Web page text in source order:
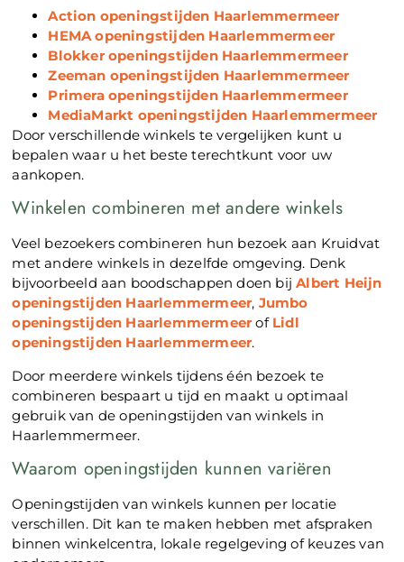
Action openingstijden Haarlemmermeer
HEMA openingstijden Haarlemmermeer
Blokker openingstijden Haarlemmermeer
Zeeman openingstijden Haarlemmermeer
Primera openingstijden Haarlemmermeer
MediaMarkt openingstijden Haarlemmermeer
Door verschillende winkels te vergelijken kunt u
bepalen waar u het beste terechtkunt voor uw
aankopen.
Winkelen combineren met andere winkels
Veel bezoekers combineren hun bezoek aan Kruidvat
met andere winkels in dezelfde omgeving. Denk
bijvoorbeeld aan boodschappen doen bijAlbert Heijn
openingstijden Haarlemmermeer, Jumbo
openingstijden Haarlemmermeer of Lidl
openingstijden Haarlemmermeer.
Door meerdere winkels tijdens één bezoek te
combineren bespaart u tijd en maakt u optimaal
gebruik van de openingstijden van winkels in
Haarlemmermeer.
Waarom openingstijden kunnen variëren
Openingstijden van winkels kunnen per locatie
verschillen. Dit kan te maken hebben met afspraken
binnen winkelcentra, lokale regelgeving of keuzes van